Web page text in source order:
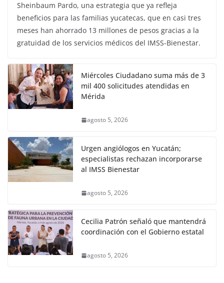
Sheinbaum Pardo, una estrategia que ya refleja
beneficios para las familias yucatecas, que en casi tres
meses han ahorrado 13 millones de pesos gracias a la
gratuidad de los servicios médicos del IMSS-Bienestar.
Miércoles Ciudadano suma más de 3
mil 400 solicitudes atendidas en
Mérida
agosto 5, 2026
Urgen angiólogos en Yucatán;
especialistas rechazan incorporarse
al IMSS Bienestar
agosto 5, 2026
Cecilia Patrón señaló que mantendrá
coordinación con el Gobierno estatal
agosto 5, 2026